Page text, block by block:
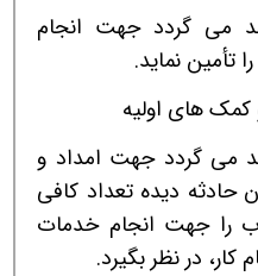
می گردد جهت انجام
تأمین نماید.
می گردد جهت امداد و
حادثه دیده تعداد کافی
را جهت انجام خدمات
در نظر بگیرد.